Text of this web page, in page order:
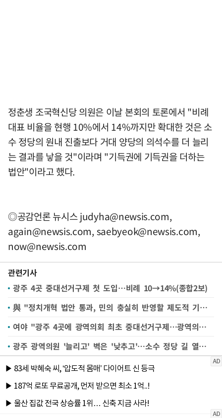
정춘생 조국혁신당 의원은 이날 본회의 토론에서 "비례
대표 비율을 현행 10%에서 14%까지만 확대한 것은 소
수 정당의 원내 진출보다 거대 양당의 의석수를 더 늘리
는 결과를 낳을 것"이라며 "기득권에 기득권을 더하는
법안"이라고 했다.
◎공감언론 뉴시스judyha@newsis.com,
again@newsis.com, saebyeok@newsis.com,
now@newsis.com
관련기사
광주 4곳 중대선거구제 첫 도입…비례 10→14%(종합2보)
與 "정치개혁 법안 통과, 민의 충실히 반영할 제도적 기반 마련"
여야 "광주 4곳에 광역의회 최초 중대선거구제…광역의원 비례대표 확대"(종합)
광주 광역의원 '늘리고' 벽은 '낮추고'…소수 정당 길 열리나(종합)